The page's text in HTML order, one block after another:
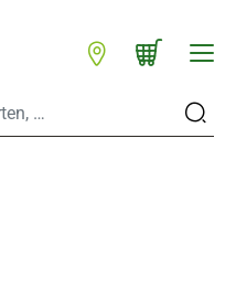
Standorte
Warenkorb schließen
WARENKORB